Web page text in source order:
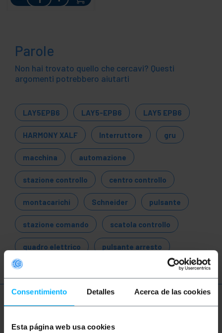
Consentimiento Detalles Acerca de las cookies
Esta página web usa cookies
Parole
Non hai trovato quello che cercavi? Questi
argomenti potrebbero aiutarti
LAY5EPB6 LAY5-EPB6 LAY5 EPB6
HARMONY XALF Interruttore gru
macchina automazione
stazione controllo centro controllo
montacarichi Schneider pulsante
stazione comando scatola controllo
quadro elettrico pulsante arresto
Ulteriori informazioni